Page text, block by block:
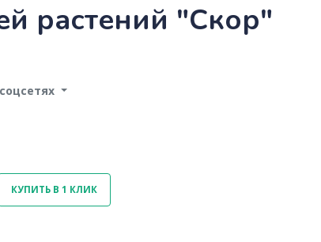
растений "Скор"
КУПИТЬ В 1 КЛИК